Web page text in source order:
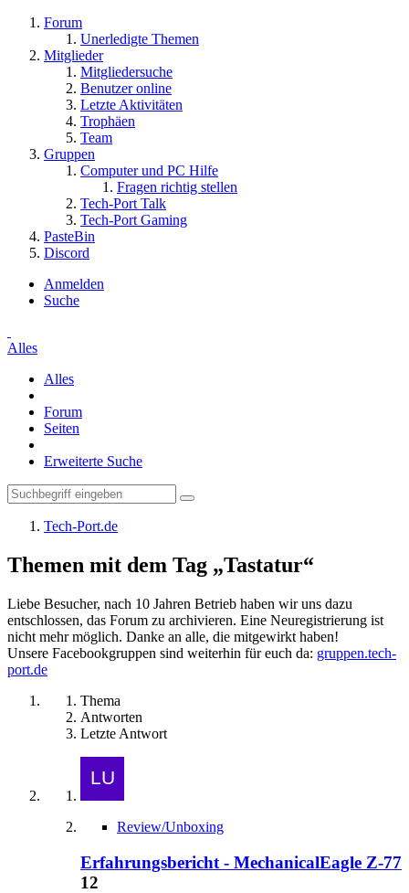
Forum
Unerledigte Themen
Mitglieder
Mitgliedersuche
Benutzer online
Letzte Aktivitäten
Trophäen
Team
Gruppen
Computer und PC Hilfe
Fragen richtig stellen
Tech-Port Talk
Tech-Port Gaming
PasteBin
Discord
Anmelden
Suche
Alles
Alles
Forum
Seiten
Erweiterte Suche
Tech-Port.de
Themen mit dem Tag „Tastatur“
Liebe Besucher, nach 10 Jahren Betrieb haben wir uns dazu
entschlossen, das Forum zu archivieren. Eine Neuregistrierung ist
nicht mehr möglich. Danke an alle, die mitgewirkt haben!
Unsere Facebookgruppen sind weiterhin für euch da: gruppen.tech-
port.de
Thema
Antworten
Letzte Antwort
Review/Unboxing
Erfahrungsbericht - MechanicalEagle Z-77
12